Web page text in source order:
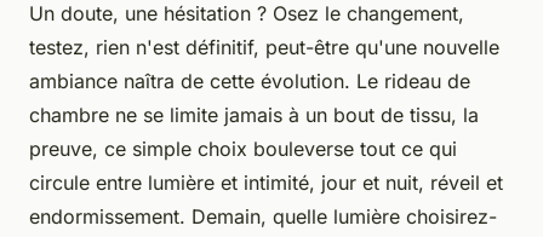
Un doute, une hésitation ? Osez le changement,
testez, rien n'est définitif, peut-être qu'une nouvelle
ambiance naîtra de cette évolution. Le rideau de
chambre ne se limite jamais à un bout de tissu, la
preuve, ce simple choix bouleverse tout ce qui
circule entre lumière et intimité, jour et nuit, réveil et
endormissement. Demain, quelle lumière choisirez-